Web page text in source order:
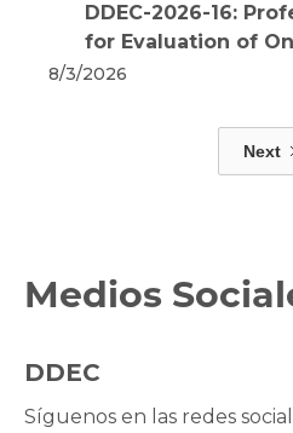
DDEC-2026-16:
for Evaluation of
8/3/2026
Next
Medios
DDEC
Síguenos en las redes